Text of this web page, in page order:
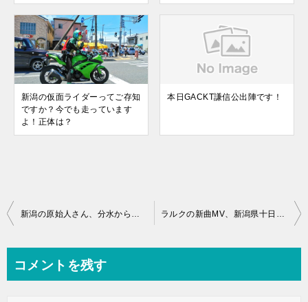
新潟の仮面ライダーってご存知
ですか？今でも走っています
よ！正体は？
本日GACKT謙信公出陣です！
新潟の原始人さん、分水から秋葉区、そして新発田、また新潟市に戻る ラルクの新曲MV、新潟県十日町の清津峡でロケ撮影！【L’Arc～en～Ciel】
コメントを残す